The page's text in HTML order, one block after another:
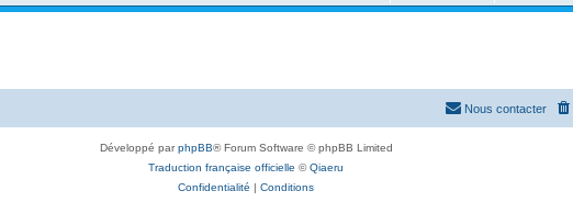
Nous contacter
Développé parphpBB® Forum Software © phpBB Limited
Traduction française officielle ©Qiaeru
Confidentialité | Conditions